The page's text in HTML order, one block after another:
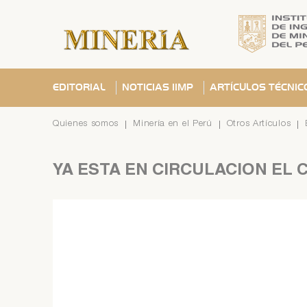
EDITORIAL NOTICIAS IIMP ARTÍCULOS
Quienes somos Minería en el Perú Otros Artículos
YA ESTÁ EN CIRCULACIÓN EL
Se